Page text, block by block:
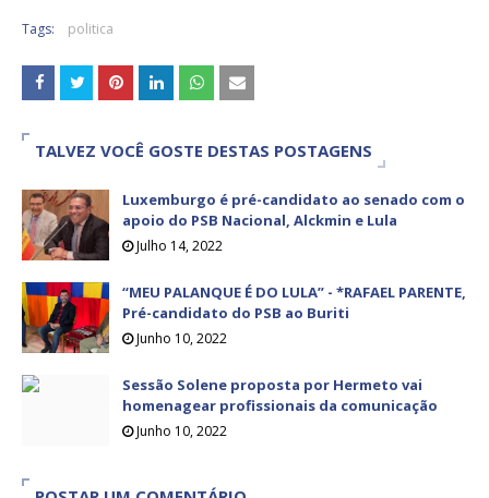
Tags: politica
TALVEZ VOCÊ GOSTE DESTAS POSTAGENS
Luxemburgo é pré-candidato ao senado com o
apoio do PSB Nacional, Alckmin e Lula
Julho 14, 2022
“MEU PALANQUE É DO LULA” - *RAFAEL PARENTE,
Pré-candidato do PSB ao Buriti
Junho 10, 2022
Sessão Solene proposta por Hermeto vai
homenagear profissionais da comunicação
Junho 10, 2022